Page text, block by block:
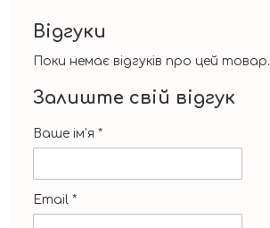
Відгуки
Поки немає відгуків про цей товар.
Залиште свій відгук
Ваше ім'я *
Email *